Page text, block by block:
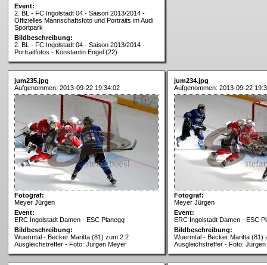
Event:
2. BL - FC Ingolstadt 04 - Saison 2013/2014 -
Offizielles Mannschaftsfoto und Portraits im Audi
Sportpark
Bildbeschreibung:
2. BL - FC Ingolstadt 04 - Saison 2013/2014 -
Portraitfotos - Konstantin Engel (22)
jum235.jpg
Aufgenommen: 2013-09-22 19:34:02
Fotograf:
Meyer Jürgen
Event:
ERC Ingolstadt Damen - ESC Planegg
Bildbeschreibung:
Wuermtal - Becker Maritta (81) zum 2:2
Ausgleichstreffer - Foto: Jürgen Meyer
jum234.jpg
Aufgenommen: 2013-09-22
Fotograf:
Meyer Jürgen
Event:
ERC Ingolstadt Damen - ESC
Bildbeschreibung:
Wuermtal - Becker Maritta (81)
Ausgleichstreffer - Foto: